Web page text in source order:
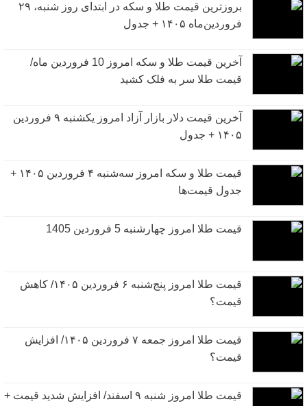
بروزترین قیمت طلا و سکه در ابتدای روز شنبه، ۲۹
فروردین‌ماه ۱۴۰۵ + جدول
آخرین قیمت طلا و سکه امروز 10 فروردین ماه/
قیمت طلا سر به فلک کشید
آخرین قیمت دلار بازار آزاد امروز یکشنبه ۹ فروردین
۱۴۰۵ + جدول
قیمت طلا و سکه امروز سه‌شنبه ۴ فروردین ۱۴۰۵ +
جدول قیمت‌ها
قیمت طلا امروز چهارشنبه 5 فروردین 1405
قیمت طلا امروز پنج‌شنبه ۶ فروردین ۱۴۰۵/ کاهش
قیمت؟
قیمت طلا امروز جمعه ۷ فروردین ۱۴۰۵/ افزایش
قیمت؟
قیمت طلا امروز شنبه ۹ اسفند/ افزایش شدید قیمت +